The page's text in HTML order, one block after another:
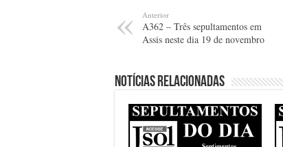
Anterior
A362 – Três sepultamentos em
Assis neste dia 19 de novembro
Notícias relacionadas